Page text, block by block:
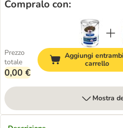
Compralo con:
Prezzo
totale
0,00 €
Aggiungi
carrello
Mostra